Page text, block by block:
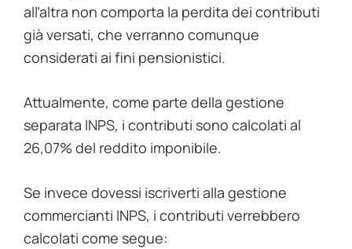
all’altra non comporta la perdita dei contributi
già versati, che verranno comunque
considerati ai fini pensionistici.
Attualmente, come parte della gestione
separata INPS, i contributi sono calcolati al
26,07% del reddito imponibile.
Se invece dovessi iscriverti alla gestione
commercianti INPS, i contributi verrebbero
calcolati come segue: